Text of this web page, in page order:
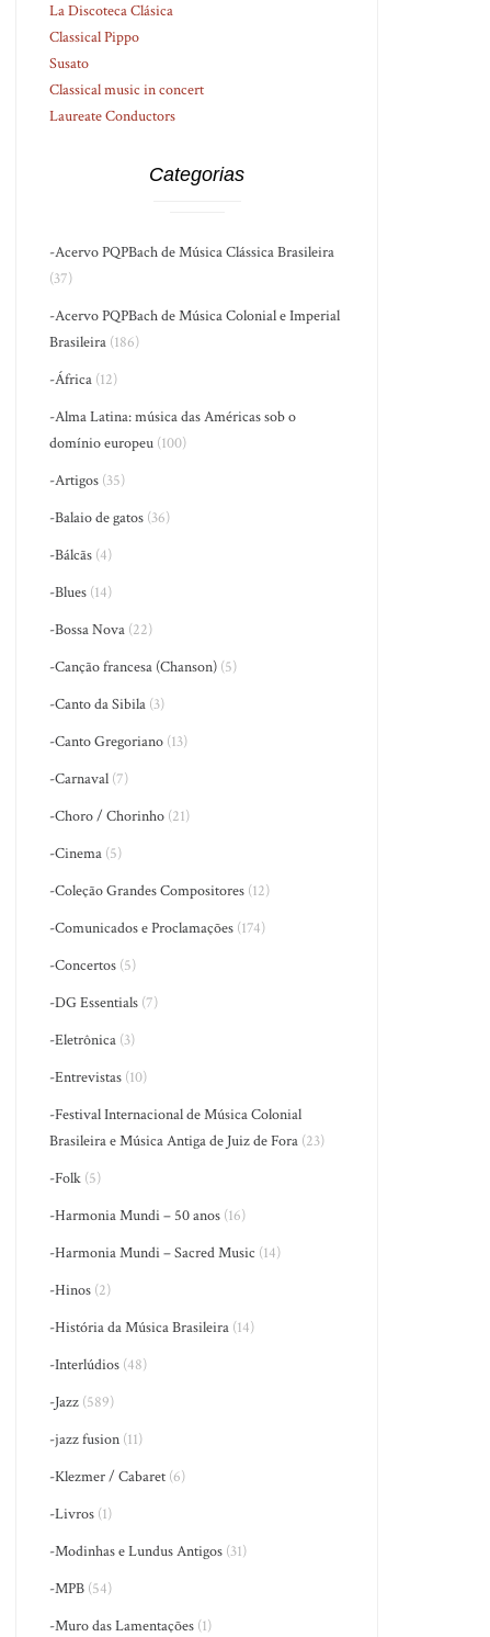
La Discoteca Clásica
Classical Pippo
Susato
Classical music in concert
Laureate Conductors
Categorias
-Acervo PQPBach de Música Clássica Brasileira
(37)
-Acervo PQPBach de Música Colonial e Imperial
Brasileira (186)
-África (12)
-Alma Latina: música das Américas sob o
domínio europeu (100)
-Artigos (35)
-Balaio de gatos (36)
-Bálcãs (4)
-Blues (14)
-Bossa Nova (22)
-Canção francesa (Chanson) (5)
-Canto da Sibila (3)
-Canto Gregoriano (13)
-Carnaval (7)
-Choro / Chorinho (21)
-Cinema (5)
-Coleção Grandes Compositores (12)
-Comunicados e Proclamações (174)
-Concertos (5)
-DG Essentials (7)
-Eletrônica (3)
-Entrevistas (10)
-Festival Internacional de Música Colonial
Brasileira e Música Antiga de Juiz de Fora (23)
-Folk (5)
-Harmonia Mundi – 50 anos (16)
-Harmonia Mundi – Sacred Music (14)
-Hinos (2)
-História da Música Brasileira (14)
-Interlúdios (48)
-Jazz (589)
-jazz fusion (11)
-Klezmer / Cabaret (6)
-Livros (1)
-Modinhas e Lundus Antigos (31)
-MPB (54)
-Muro das Lamentações (1)